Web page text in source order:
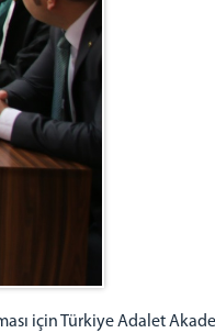
için Türkiye Adalet